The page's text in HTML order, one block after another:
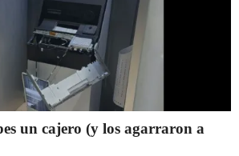
un cajero (y los agarraron a